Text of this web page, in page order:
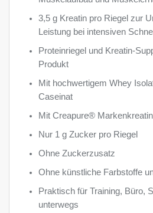
3,5 g Kreatin pro Riegel zur
Leistung bei intensiven
Proteinriegel und Kreatin-
Produkt
Mit hochwertigem Whey
Caseinat
Mit Creapure® Markenkreatin
Nur 1 g Zucker pro Riegel
Ohne Zuckerzusatz
Ohne künstliche Farbstoffe
Praktisch für Training, Büro,
unterwegs